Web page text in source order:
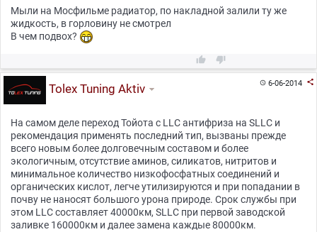
Мыли на Мосфильме радиатор, по накладной залили ту же
жидкость, в горловину не смотрел
В чем подвох?
 
6-06-2014 
Tolex Tuning Aktiv
На самом деле переход Тойота с LLC антифриза на SLLC и
рекомендация применять последний тип, вызваны прежде
всего новым более долговечным составом и более
экологичным, отсутствие аминов, силикатов, нитритов и
минимальное количество низкофосфатных соединений и
органических кислот, легче утилизируются и при попадании в
почву не наносят большого урона природе. Срок службы при
этом LLC составляет 40000км, SLLC при первой заводской
заливке 160000км и далее замена каждые 80000км.